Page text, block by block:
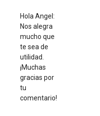
Hola Angel:
Nos alegra
mucho que
te sea de
utilidad.
¡Muchas
gracias por
tu
comentario!